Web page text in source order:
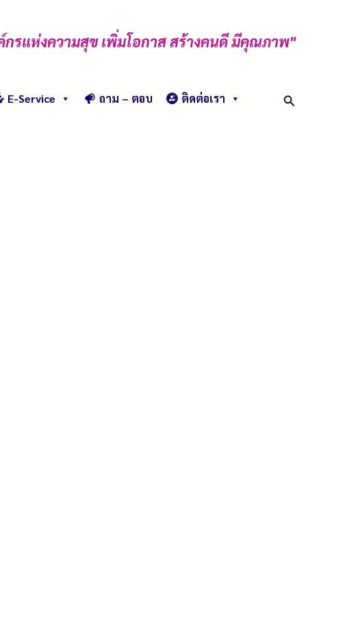
กรแห่งความสุข เพิ่มโอกาส สร้างคนดี มีคุณภาพ"
E-Service ถาม – ตอบ ติดต่อเรา Search